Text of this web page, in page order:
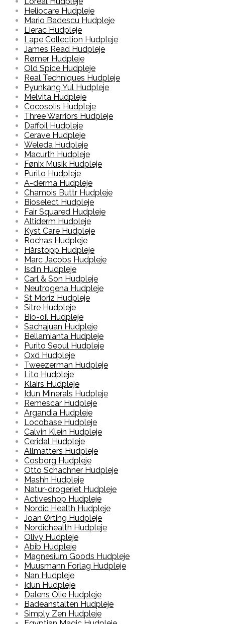
Heliocare Hudpleje
Mario Badescu Hudpleje
Lierac Hudpleje
Lape Collection Hudpleje
James Read Hudpleje
Rømer Hudpleje
Old Spice Hudpleje
Real Techniques Hudpleje
Pyunkang Yul Hudpleje
Melvita Hudpleje
Cocosolis Hudpleje
Three Warriors Hudpleje
Daffoil Hudpleje
Cerave Hudpleje
Weleda Hudpleje
Macurth Hudpleje
Fønix Musik Hudpleje
Purito Hudpleje
A-derma Hudpleje
Chamois Buttr Hudpleje
Bioselect Hudpleje
Fair Squared Hudpleje
Altiderm Hudpleje
Kyst Care Hudpleje
Rochas Hudpleje
Hårstopp Hudpleje
Marc Jacobs Hudpleje
Isdin Hudpleje
Carl & Son Hudpleje
Neutrogena Hudpleje
St Moriz Hudpleje
Sitre Hudpleje
Bio-oil Hudpleje
Sachajuan Hudpleje
Bellamianta Hudpleje
Purito Seoul Hudpleje
Oxd Hudpleje
Tweezerman Hudpleje
Lito Hudpleje
Klairs Hudpleje
Idun Minerals Hudpleje
Remescar Hudpleje
Argandia Hudpleje
Locobase Hudpleje
Calvin Klein Hudpleje
Ceridal Hudpleje
Allmatters Hudpleje
Cosborg Hudpleje
Otto Schachner Hudpleje
Mashh Hudpleje
Natur-drogeriet Hudpleje
Activeshop Hudpleje
Nordic Health Hudpleje
Joan Ørting Hudpleje
Nordichealth Hudpleje
Olivy Hudpleje
Abib Hudpleje
Magnesium Goods Hudpleje
Muusmann Forlag Hudpleje
Nan Hudpleje
Idun Hudpleje
Dalens Olie Hudpleje
Badeanstalten Hudpleje
Simply Zen Hudpleje